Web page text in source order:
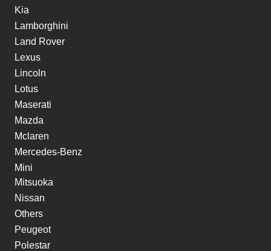
Kia
Lamborghini
Land Rover
Lexus
Lincoln
Lotus
Maserati
Mazda
Mclaren
Mercedes-Benz
Mini
Mitsuoka
Nissan
Others
Peugeot
Polestar